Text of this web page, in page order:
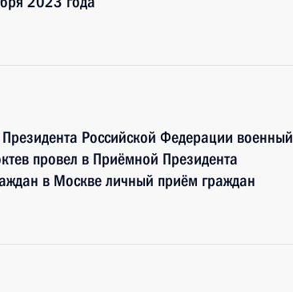
Российской Федерации военный
провел в Приёмной Президента
в Москве личный приём граждан